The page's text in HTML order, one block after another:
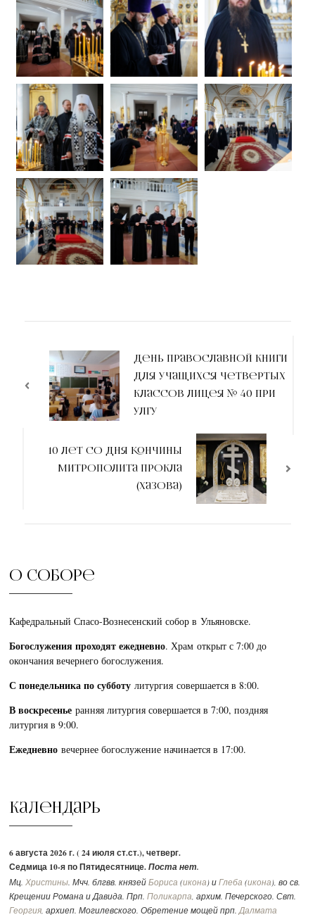
День православной книги
для учащихся четвертых
классов Лицея № 40 при
УлГУ
10 лет со дня кончины
митрополита Прокла
(Хазова)
О соборе
Кафедральный Спасо-Вознесенский собор в Ульяновске.
Богослужения проходят ежедневно. Храм открыт с 7:00 до
окончания вечернего богослужения.
С понедельника по субботулитургия совершается в 8:00.
В воскресеньеранняя литургия совершается в 7:00, поздняя
литургия в 9:00.
Ежедневновечернее богослужение начинается в 17:00.
Календарь
6 августа 2026 г. ( 24 июля ст.ст.), четверг.
Седмица 10-я по Пятидесятнице.Поста нет.
Мц.Христины. Мчч. блгвв. князейБориса (икона) иГлеба (икона), во св.
Крещении Романа и Давида. Прп.Поликарпа, архим. Печерского. Свт.
Георгия, архиеп. Могилевского. Обретение мощей прп.Далмата